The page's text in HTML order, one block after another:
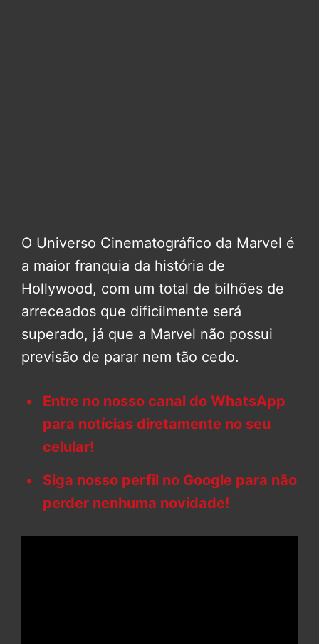
O Universo Cinematográfico da Marvel é
a maior franquia da história de
Hollywood, com um total de bilhões de
arreceados que dificilmente será
superado, já que a Marvel não possui
previsão de parar nem tão cedo.
Entre no nosso canal do WhatsApp
para notícias diretamente no seu
celular!
Siga nosso perfil no Google para não
perder nenhuma novidade!